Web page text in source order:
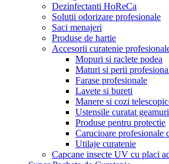
Dezinfectanti HoReCa
Solutii odorizare profesionale
Saci menajeri
Produse de hartie
Accesorii curatenie
Mopuri si raclete podea
Maturi si perii
Farase profesionale
Lavete si bureti
Manere si cozi
Ustensile curatat geamuri
Produse pentru protectie
Carucioare profesionale
Utilaje curatenie
Capcane insecte UV cu placi